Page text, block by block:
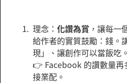
理念： 化讚為賞 ，讓每一
給作者的實質鼓勵：錢。
現」、讓創作可以當飯吃。
👉 Facebook 的讚數量再
接業配。